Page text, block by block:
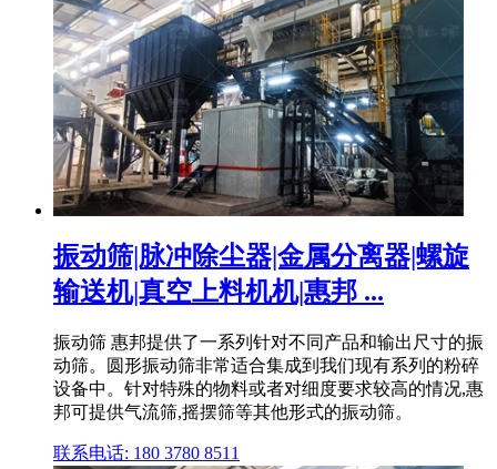
振动筛|脉冲除尘器|金属分离器|螺旋
输送机|真空上料机机|惠邦 ...
振动筛 惠邦提供了一系列针对不同产品和输出尺寸的振
动筛。圆形振动筛非常适合集成到我们现有系列的粉碎
设备中。针对特殊的物料或者对细度要求较高的情况,惠
邦可提供气流筛,摇摆筛等其他形式的振动筛。
联系电话: 180 3780 8511